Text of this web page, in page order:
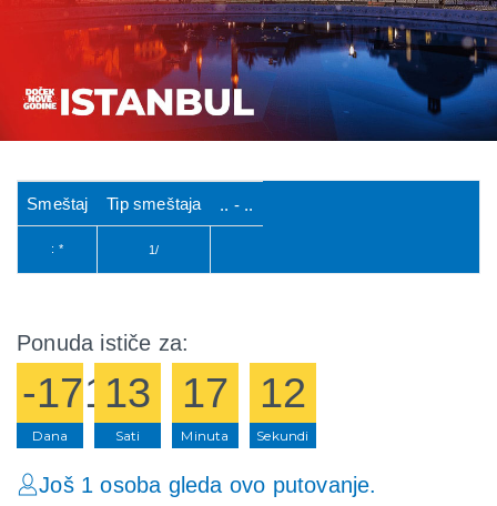
Next
Smeštaj Tip smeštaja .. - ..
: * 1/
Ponuda ističe za:
-1710
Dana
13
Sati
17
Minuta
12
Sekundi
Još 1 osoba gleda ovo putovanje.